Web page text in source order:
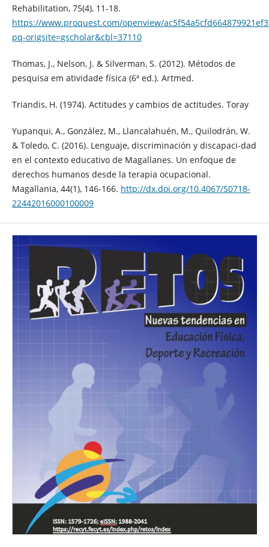
Rehabilitation, 75(4), 11-18.
https://www.proquest.com/openview/
pq-origsite=gscholar&cbl=37110
Thomas, J., Nelson, J. & Silverman, S. (2012). Métodos de
pesquisa em atividade física (6ª ed.). Artmed.
Triandis, H. (1974). Actitudes y cambios de actitudes. Toray
Yupanqui, A., González, M., Llancalahuén, M., Quilodrán, W.
& Toledo, C. (2016). Lenguaje, discriminación y discapaci-dad
en el contexto educativo de Magallanes. Un enfoque de
derechos humanos desde la terapia ocupacional.
Magallania, 44(1), 146-166. http://dx.doi.org/10.4067/S0718-
22442016000100009